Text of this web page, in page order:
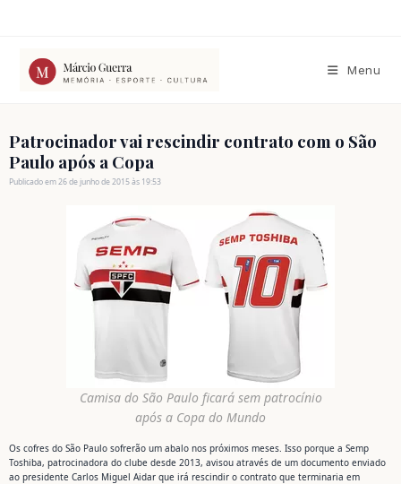
conteúdo
Menu
Patrocinador vai rescindir contrato com o São
Paulo após a Copa
Publicado em 26 de junho de 2015 às 19:53
Camisa do São Paulo ficará sem patrocínio
após a Copa do Mundo
Os cofres do São Paulo sofrerão um abalo nos próximos meses. Isso porque a Semp
Toshiba, patrocinadora do clube desde 2013, avisou através de um documento enviado
ao presidente Carlos Miguel Aidar que irá rescindir o contrato que terminaria em